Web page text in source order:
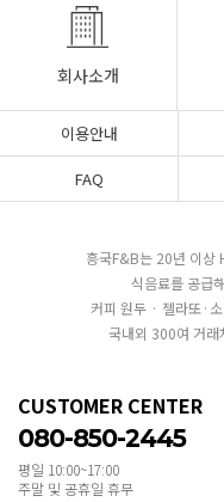
회사소개
이용안내
FAQ
흥국F&B는 20년 이상
식음료를 공급
커피 원두 · 젤라또·
국내외 300여 거래
CUSTOMER CENTER
080-850-2445
평일 10:00~17:00
주말 및 공휴일 휴무